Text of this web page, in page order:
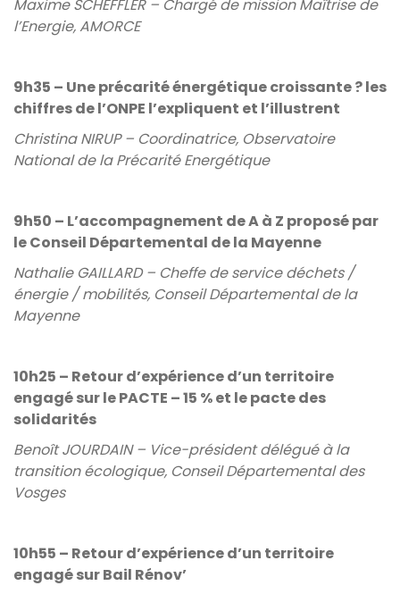
Maxime SCHEFFLER – Chargé de mission Maîtrise de
l’Energie, AMORCE
9h35 – Une précarité énergétique croissante ? les
chiffres de l’ONPE l’expliquent et l’illustrent
Christina NIRUP – Coordinatrice, Observatoire
National de la Précarité Energétique
9h50 – L’accompagnement de A à Z proposé par
le Conseil Départemental de la Mayenne
Nathalie GAILLARD – Cheffe de service déchets /
énergie / mobilités, Conseil Départemental de la
Mayenne
10h25 – Retour d’expérience d’un territoire
engagé sur le PACTE – 15 % et le pacte des
solidarités
Benoît JOURDAIN – Vice-président délégué à la
transition écologique, Conseil Départemental des
Vosges
10h55 – Retour d’expérience d’un territoire
engagé sur Bail Rénov’